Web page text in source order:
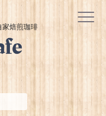
家焙煎珈琲